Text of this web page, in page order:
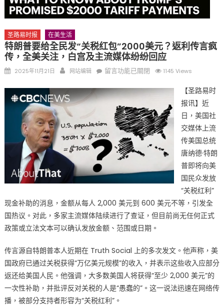
圣路易时报 在美生活
特朗普要给全民发“关税红包”2000美元？返利传言疯
传，全美关注，白宫及主流媒体纷纷回应
Posted
2025年11月21日 Author
网站编辑
在
朗
给
全
民
“关
税
包”
2000
美
返
利
传
言
疯
留言功能已關閉 1145 Views
【圣路易时
报讯】近
日，美国社
交媒体上流
传美国总统
唐纳德·特朗
普即将向美
国民众发放
“关税红利”
现金补助的消息，金额从每人 2,000 美元到 600 美元不等，引发全
国热议。对此，多家主流媒体陆续进行了查证，但目前尚无任何正式
政策或立法文本可以确认发放金额、范围或日期。
传言源自特朗普本人近期在 Truth Social 上的多次发文。他声称，美
国政府已通过关税获得“万亿美元规模”的收入，并表示这些收入应部分
返还给美国人民。他强调，大多数美国人将获得“至少 2,000 美元”的
一次性补助，并批评反对关税的人是“愚蠢的”。这一说法迅速在网络传
播，被部分支持者形容为“关税红利”。